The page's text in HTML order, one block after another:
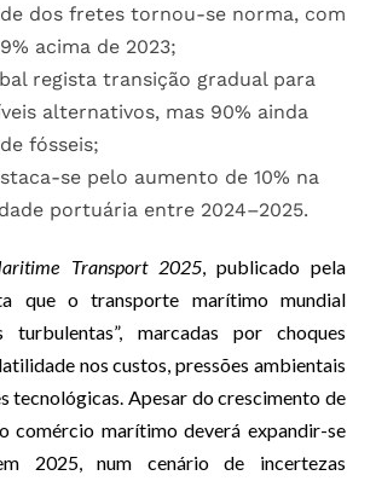
dos fretes tornou-se norma, com
acima de 2023;
regista transição gradual para
alternativos, mas 90% ainda
fósseis;
se pelo aumento de 10% na
portuária entre 2024–2025.
Transport 2025, publicado pela
que o transporte marítimo mundial
turbulentas”, marcadas por choques
nos custos, pressões ambientais
tecnológicas. Apesar do crescimento de
comércio marítimo deverá expandir-se
2025, num cenário de incertezas